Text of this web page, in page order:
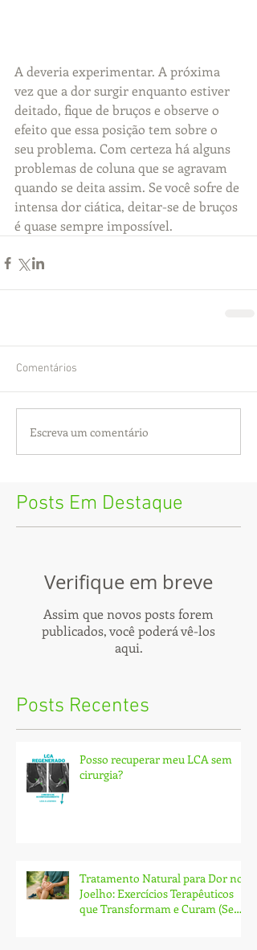
A deveria experimentar. A próxima
vez que a dor surgir enquanto estiver
deitado, fique de bruços e observe o
efeito que essa posição tem sobre o
seu problema. Com certeza há alguns
problemas de coluna que se agravam
quando se deita assim. Se você sofre de
intensa dor ciática, deitar-se de bruços
é quase sempre impossível.
Comentários
Escreva um comentário
Posts Em Destaque
Verifique em breve
Assim que novos posts forem
publicados, você poderá vê-los
aqui.
Posts Recentes
Posso recuperar meu LCA sem
cirurgia?
Tratamento Natural para Dor no
Joelho: Exercícios Terapêuticos
que Transformam e Curam (Sem